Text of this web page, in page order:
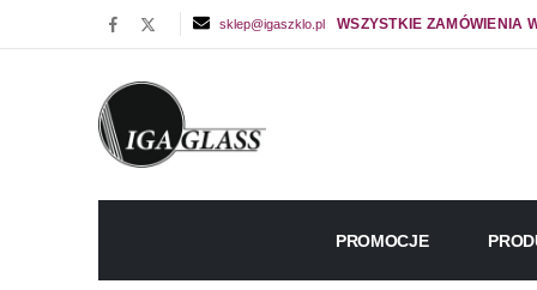
sklep@igaszklo.pl WSZYSTKIE ZAMÓWIENIA
PROMOCJE